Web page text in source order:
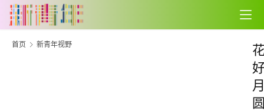
首页 新青年视野